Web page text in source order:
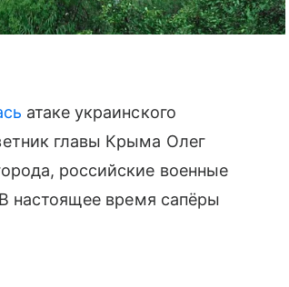
атаке украинского
главы Крыма Олег
российские военные
настоящее время сапёры